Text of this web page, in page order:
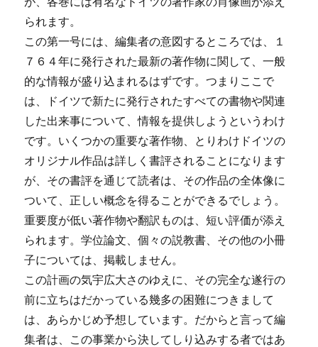
られます。
この第一号には、編集者の意図するところでは、１
７６４年に発行された最新の著作物に関して、一般
的な情報が盛り込まれるはずです。つまりここで
は、ドイツで新たに発行されたすべての書物や関連
した出来事について、情報を提供しようというわけ
です。いくつかの重要な著作物、とりわけドイツの
オリジナル作品は詳しく書評されることになります
が、その書評を通じて読者は、その作品の全体像に
ついて、正しい概念を得ることができるでしょう。
重要度が低い著作物や翻訳ものは、短い評価が添え
られます。学位論文、個々の説教書、その他の小冊
子については、掲載しません。
この計画の気宇広大さのゆえに、その完全な遂行の
前に立ちはだかっている幾多の困難につきまして
は、あらかじめ予想しています。だからと言って編
集者は、この事業から決してしり込みする者ではあ